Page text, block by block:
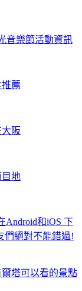
音樂節活動資訊
薦
阪
目地
Android和iOS 下
們絕對不能錯過!
塔可以看的景點